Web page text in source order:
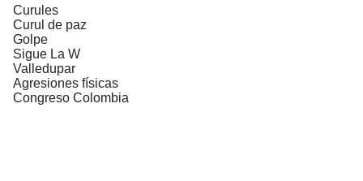
Curules
Curul de paz
Golpe
Sigue La W
Valledupar
Agresiones físicas
Congreso Colombia